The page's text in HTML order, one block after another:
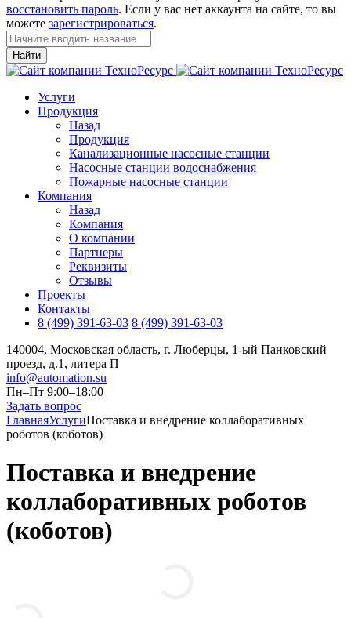
восстановить пароль. Если у вас нет аккаунта на сайте, то вы
можете зарегистрироваться.
Найти
Услуги
Продукция
Назад
Продукция
Канализационные насосные станции
Насосные станции водоснабжения
Пожарные насосные станции
Компания
Назад
Компания
О компании
Партнеры
Реквизиты
Отзывы
Проекты
Контакты
8 (499) 391-63-03 8 (499) 391-63-03
140004, Московская область, г. Люберцы, 1-ый Панковский
проезд, д.1, литера П
info@automation.su
Пн–Пт 9:00–18:00
Задать вопрос
ГлавнаяУслугиПоставка и внедрение коллаборативных
роботов (коботов)
Поставка и внедрение
коллаборативных роботов
(коботов)